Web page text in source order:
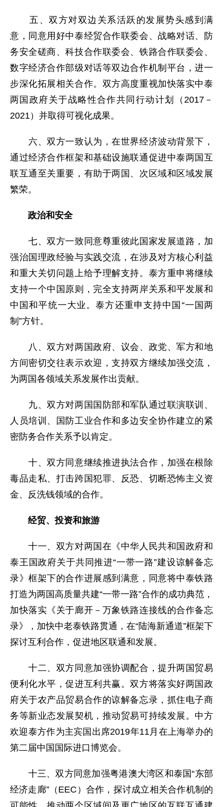
五、双方对双边关系活跃的发展势头感到满
意，同意用好中泰经贸合作联委会、战略对话、防
务安全磋商、科技合作联委会、铁路合作联委会、
数字经济合作部级对话等双边合作机制平台，进一
步深化拓展相关合作。双方高度重视加快落实中泰
两国政府关于战略性合作共同行动计划（2017－
2021）并取得可视化成果。
六、双方一致认为，在世界经济波动背景下，
通过经济合作框架和基础设施联通促进中泰两国互
联互通至关重要，有助于两国、次区域和区域发展
繁荣。
政治和安全
七、双方一致同意尊重彼此国家发展道路，加
强治国理政经验与实践交流，在涉及对方核心利益
和重大关切问题上给予理解支持。泰方重申将继续
支持一个中国原则，完全支持两岸关系和平发展和
中国和平统一大业。泰方还重申支持中国“一国两
制”方针。
八、双方对两国政府、议会、政党、军方和地
方间密切交往表示欢迎，支持双方继续加强交流，
为两国各领域关系发展作出贡献。
九、双方对两国国防部和军队通过联演联训、
人员培训、国防工业合作和多边安全协作建立的紧
密防务合作关系予以肯定。
十、双方同意继续推进执法合作，加强在根除
毒品走私、打击跨国犯罪、反恐、切断恐怖主义资
金、反洗钱领域的合作。
经贸、投资和旅游
十一、双方对两国在《中华人民共和国政府和
泰王国政府关于共同推进“一带一路”建设谅解备忘
录》框架下的合作进展感到满意，同意将中泰铁路
打造为两国高质量共建“一带一路”合作的成功典范，
加快落实《关于廊开－万象铁路连接线的合作备忘
录》，加快中老泰铁路贯通，在“陆海新通道”框架下
探讨互利合作，促进地区联通和发展。
十二、双方同意加强协调配合，提升两国贸易
便利化水平，促进互利共赢。双方将落实好两国政
府关于农产品贸易合作的谅解备忘录，抓住电子商
务等新业态发展契机，推动贸易可持续发展。中方
欢迎泰方作为主宾国出席2019年11月在上海举办的
第二届中国国际进口博览会。
十三、双方同意加强粤港澳大湾区和泰国“东部
经济走廊”（EEC）合作，探讨成立相关合作机制的